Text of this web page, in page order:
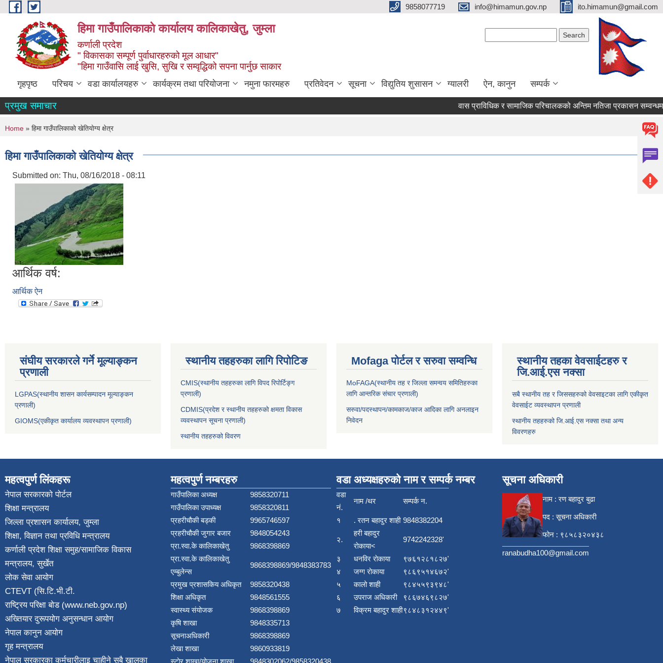
Skip to main content 9858077719 info@himamun.gov.np ito.himamun@gmail.com
हिमा गाउँपालिकाकाे कार्यालय कालिकाखेतु, जुम्ला
कर्णाली प्रदेश
" विकासका सम्पूर्ण पुर्वाधारहरुको मूल आधार"
"हिमा गाउँवासि लाई खुसि, सुखि र सम्वृद्धिको सपना पार्नुछ साकार
गृहपृष्ठ परिचय वडा कार्यालयहरु कार्यक्रम तथा परियोजना नमुना फारमहरु प्रतिवेदन सूचना विद्युतिय शुसासन ग्यालरी ऐन, कानुन सम्पर्क
प्रमुख समाचार वास प्राविधिक र सामाजिक परिचालकको अन्तिम नतिजा प्रकासन सम्वन्धमा
You are here
Home » हिमा गाउँपालिकाकाे खेतियाेग्य क्षेत्र
हिमा गाउँपालिकाकाे खेतियाेग्य क्षेत्र
Submitted on: Thu, 08/16/2018 - 08:11
आर्थिक वर्ष:
आर्थिक ऐन
संघीय सरकारले गर्ने मूल्याङ्कन
प्रणाली
LGPAS(स्थानीय शासन कार्यसम्पादन मूल्याङ्कन
प्रणाली)
GIOMS(एकीकृत कार्यालय व्यवस्थापन प्रणाली)
स्थानीय तहहरुका लागि रिपोटिङ
CMIS(स्थानीय तहहरुका लागि विपद रिपोर्टिङ्ग
प्रणाली)
CDMIS(प्रदेश र स्थानीय तहहरुको क्षमता विकास
व्यवस्थापन सूचना प्रणाली)
स्थानीय तहहरुको विवरण
Mofaga पोर्टल र सरुवा सम्वन्धि
MoFAGA(स्थानीय तह र जिल्ला समन्वय समितिहरुका
लागि आन्तरिक संचार प्रणाली)
सरुवा/पदस्थापन/कामकाज/काज आदिका लागि अनलाइन
निवेदन
स्थानीय तहका वेवसाईटहरु र
जि.आई.एस नक्सा
सबै स्थानीय तह र जिससहरुको वेवसाइटका लागि एकीकृत
वेवसाईट व्यवस्थापन प्रणाली
स्थानीय तहहरुको जि.आई.एस नक्सा तथा अन्य
विवरणहरु
महत्वपुर्ण लिंकहरू
नेपाल सरकारको पोर्टल
शिक्षा मन्त्रालय
जिल्ला प्रशासन कार्यालय, जुम्ला
शिक्षा, विज्ञान तथा प्रविधि मन्त्रालय
कर्णाली प्रदेश शिक्षा समुह/सामाजिक विकास
मन्त्रालय, सुर्खेत
लोक सेवा आयोग
CTEVT (सि.टि.भी.टी.
राष्ट्रिय परिक्षा बाेड (www.neb.gov.np)
अख्तियार दुरूपयोग अनुसन्धान आयोग
नेपाल कानुन आयाेग
गृह मन्त्रालय
नेपाल सरकारका कर्मचारीलाइ चाहीने सबै खालका
महत्वपुर्ण नम्बरहरु
गाउँपालिका अध्यक्ष
9858320711
गाउँपालिका उपाध्यक्ष
9858320811
प्रहरीचौकी बड्की
9965746597
प्रहरीचौकी जुगार बजार
9848054243
प्रा.स्वा.के कालिकाखेतु
9868398869
प्रा.स्वा.के कालिकाखेतु
एम्बुलेन्स
9868398869/9848383783
प्रमुख प्रशासकिय अधिकृत
9858320438
शिक्षा अधिकृत
9848561555
स्वास्थ्य संयोजक
9868398869
कृषि शाखा
9848335713
सूचनाअधिकारी
9868398869
लेखा शाखा
9860933819
स्टाेर शाखा/योजना शाखा
9848302062/9858320438
वडा अध्यक्षहरुको नाम र सम्पर्क नम्बर
वडा
नं.
नाम /थर सम्पर्क न.
१ . रतन बहादुर शाही 9848382204
२.
हरी बहादुर
रोकाया<
9742242328'
३ धनविर रोकाया
९७६१२८१८२७'
४
जग्ग रोकाया
९८६९५१४६७२'
५
कालो शाही
९८४५५९३९४८'
६
उपराज अधिकारी
९८६७४६९८२७'
७
विक्रम बहादुर शाही९८४८३१२४४९'
सूचना अधिकारी
नाम : रण बहादुर बुढा
पद : सूचना अधिकारी
फोन : ९८५८३२०४३८
ranabudha100@gmail.com